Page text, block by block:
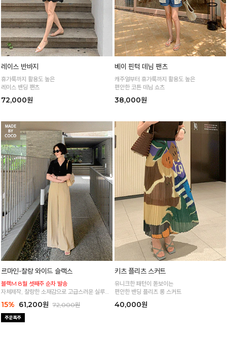
레이스 반바지
휴가룩까지 활용도 높은
레이스 밴딩 팬츠
72,000원
베이 핀턱 데님 팬츠
캐주얼부터 휴가룩까지 활용도 높은
편안한 코튼 데님 쇼츠
38,000원
르마인-찰랑 와이드 슬랙스
블랙M 8월 셋째주 순차 발송
자체제작, 찰랑한 소재감으로 고급스러운 실루엣
군더더기 없는 깔끔한 와이드 핏 슬랙스
15% 61,200원 72,000원
키츠 플리츠 스커트
유니크한 패턴이 돋보이는
편안한 밴딩 플리츠 롱 스커트
40,000원